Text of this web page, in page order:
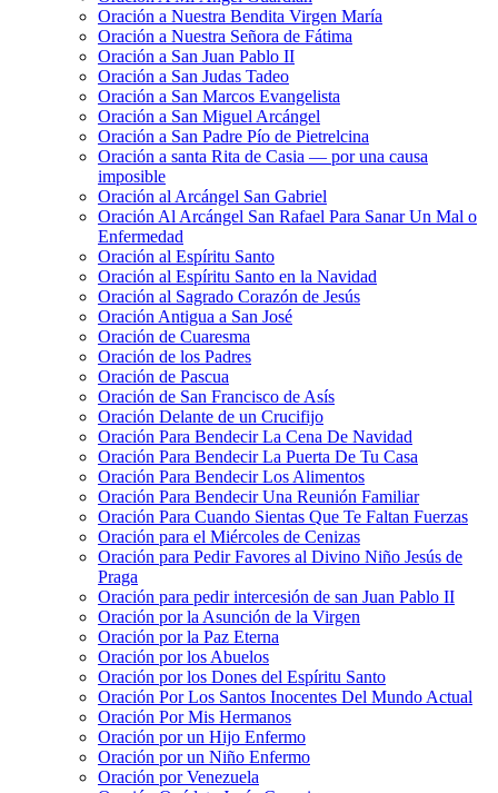
Oración a Nuestra Bendita Virgen María
Oración a Nuestra Señora de Fátima
Oración a San Juan Pablo II
Oración a San Judas Tadeo
Oración a San Marcos Evangelista
Oración a San Miguel Arcángel
Oración a San Padre Pío de Pietrelcina
Oración a santa Rita de Casia — por una causa
imposible
Oración al Arcángel San Gabriel
Oración Al Arcángel San Rafael Para Sanar Un Mal o
Enfermedad
Oración al Espíritu Santo
Oración al Espíritu Santo en la Navidad
Oración al Sagrado Corazón de Jesús
Oración Antigua a San José
Oración de Cuaresma
Oración de los Padres
Oración de Pascua
Oración de San Francisco de Asís
Oración Delante de un Crucifijo
Oración Para Bendecir La Cena De Navidad
Oración Para Bendecir La Puerta De Tu Casa
Oración Para Bendecir Los Alimentos
Oración Para Bendecir Una Reunión Familiar
Oración Para Cuando Sientas Que Te Faltan Fuerzas
Oración para el Miércoles de Cenizas
Oración para Pedir Favores al Divino Niño Jesús de
Praga
Oración para pedir intercesión de san Juan Pablo II
Oración por la Asunción de la Virgen
Oración por la Paz Eterna
Oración por los Abuelos
Oración por los Dones del Espíritu Santo
Oración Por Los Santos Inocentes Del Mundo Actual
Oración Por Mis Hermanos
Oración por un Hijo Enfermo
Oración por un Niño Enfermo
Oración por Venezuela